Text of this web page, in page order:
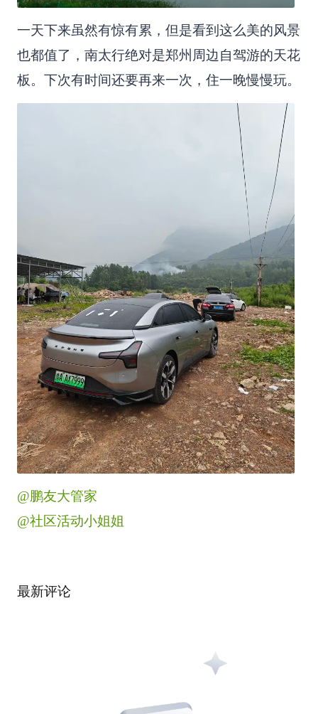
一天下来虽然有惊有累，但是看到这么美的风景
也都值了，南太行绝对是郑州周边自驾游的天花
板。下次有时间还要再来一次，住一晚慢慢玩。
@鹏友大管家
@社区活动小姐姐
最新评论